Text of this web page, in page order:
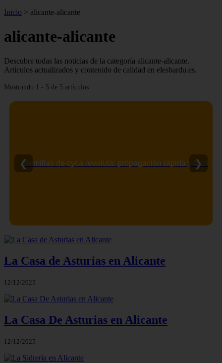
Inicio > alicante-alicante
alicante-alicante
Descubre todas las noticias de la categoría alicante-alicante.
Artículos actualizados y contenido de calidad en elesbardu.es.
Mostrando 1 - 5 de 5 artículos
Semillas de cyca revoluta: propagación rápida y fácil
❮ ❯
La Casa de Asturias en Alicante
12/12/2025
La Casa De Asturias en Alicante
12/12/2025